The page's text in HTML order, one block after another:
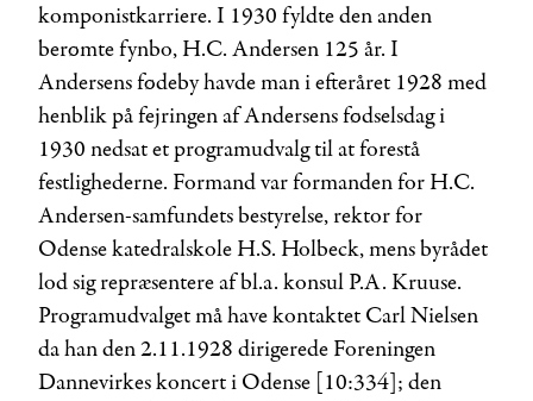
komponistkarriere. I 1930 fyldte den anden
berømte fynbo, H.C. Andersen 125 år. I
Andersens fødeby havde man i efteråret 1928 med
henblik på fejringen af Andersens fødselsdag i
1930 nedsat et programudvalg til at forestå
festlighederne. Formand var formanden for H.C.
Andersen-samfundets bestyrelse, rektor for
Odense katedralskole H.S. Holbeck, mens byrådet
lod sig repræsentere af bl.a. konsul P.A. Kruuse.
Programudvalget må have kontaktet Carl Nielsen
da han den 2.11.1928 dirigerede Foreningen
Dannevirkes koncert i Odense [10:334]; den